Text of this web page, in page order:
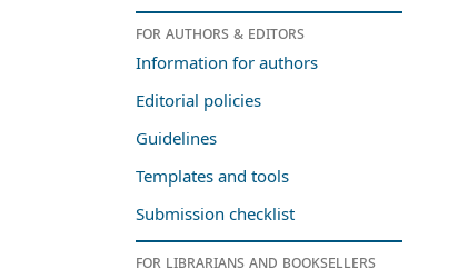
For authors & editors
Information for authors
Editorial policies
Guidelines
Templates and tools
Submission checklist
For librarians and booksellers